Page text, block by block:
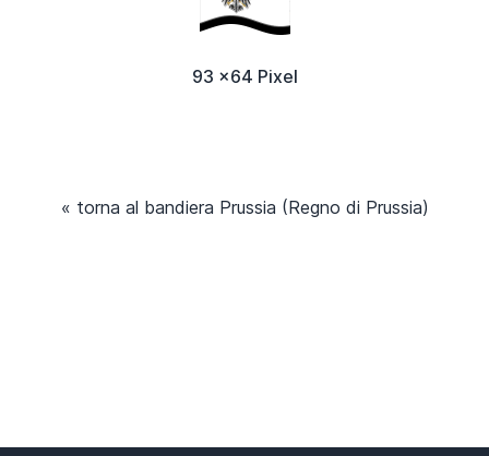
93 x64 Pixel
« torna al bandiera Prussia (Regno di Prussia)